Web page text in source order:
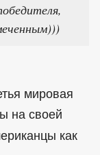
мировая
на своей
как